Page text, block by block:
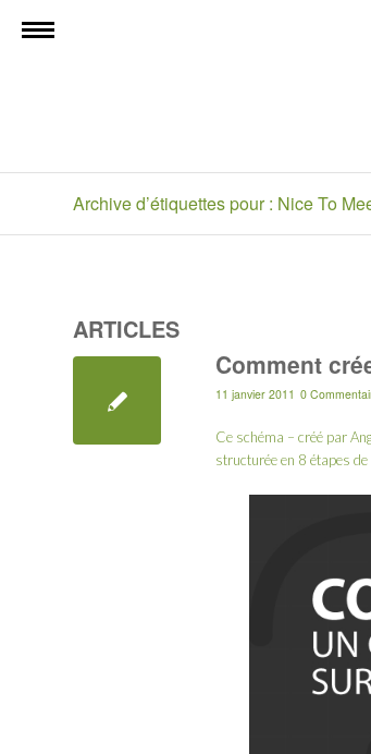
Archive d’étiquettes pour : Nice To
ARTICLES
Comment
11 janvier 2011 0
Ce schéma – créé par
structurée en 8 étapes